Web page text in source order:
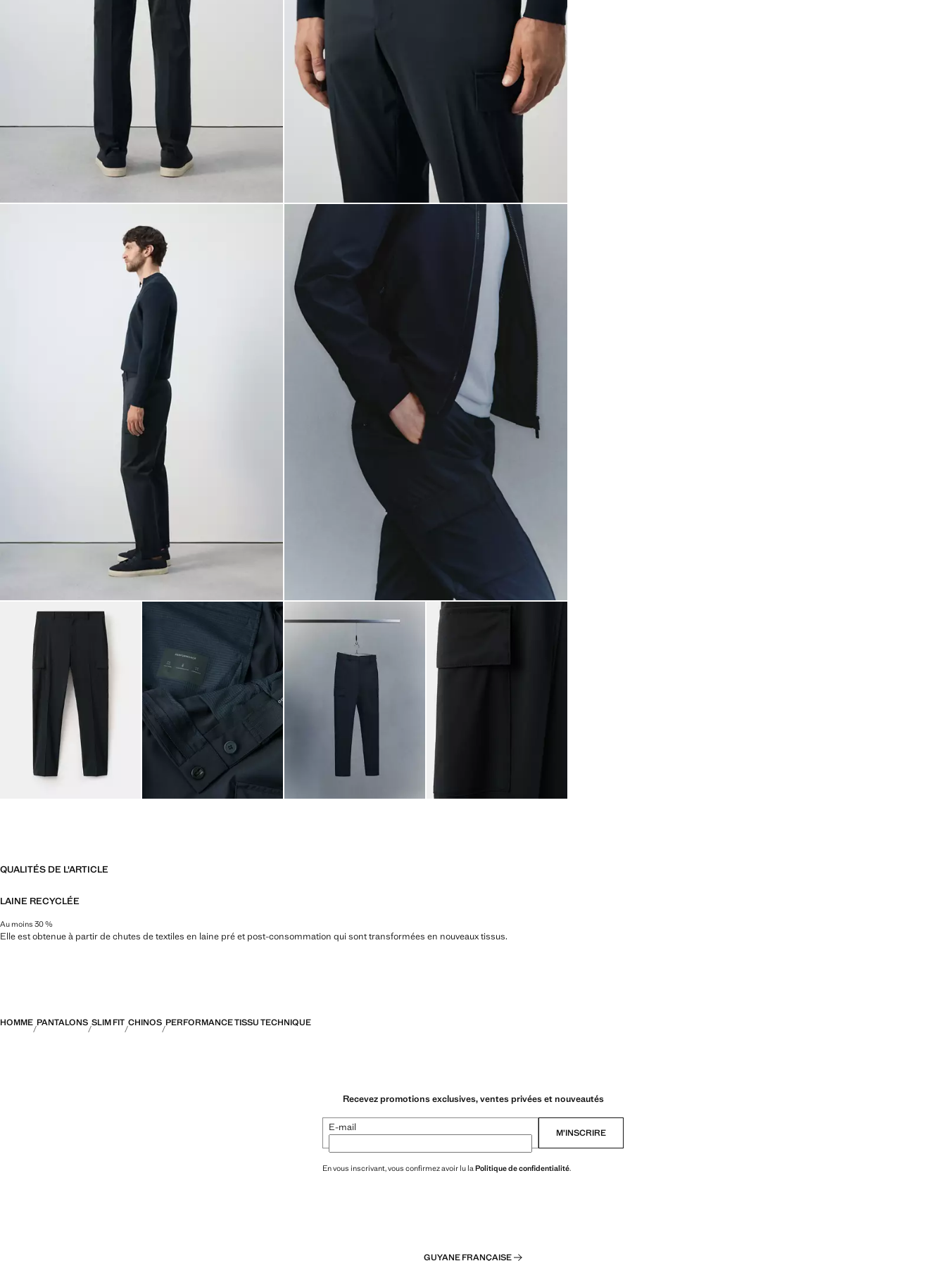
QUALITÉS DE L'ARTICLE
LAINE RECYCLÉE
Au moins 30 %
Elle est obtenue à partir de chutes de textiles en laine pré et post-consommation qui sont transformées en nouveaux tissus.
HOMME PANTALONS SLIM FIT CHINOS PERFORMANCE TISSU TECHNIQUE
Recevez promotions exclusives, ventes privées et nouveautés
E-mail M’INSCRIRE
En vous inscrivant, vous confirmez avoir lu la Politique de confidentialité.
GUYANE FRANÇAISE